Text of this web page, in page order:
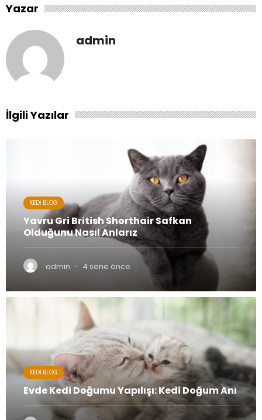
Yazar
admin
İlgili Yazılar
KEDI BLOG
Yavru Gri British Shorthair Safkan
Olduğunu Nasıl Anlarız
admin · 4 sene önce
KEDI BLOG
Evde Kedi Doğumu Yapılışı: Kedi Doğum Anı